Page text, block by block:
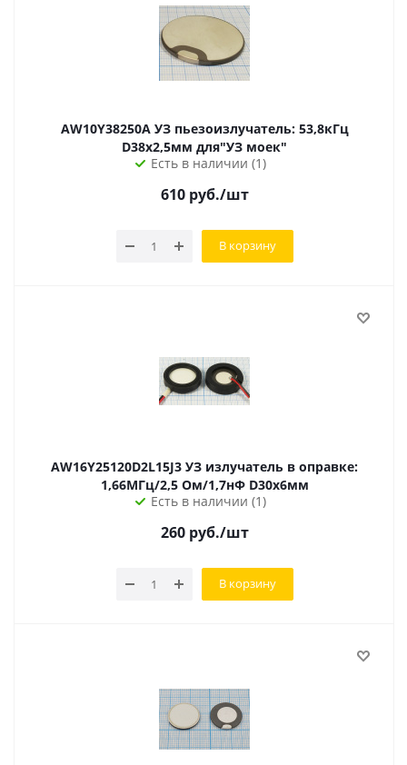
AW10Y38250A УЗ пьезоизлучатель: 53,8кГц
D38х2,5мм для"УЗ моек"
Есть в наличии (1)
610руб./шт
В корзину
AW16Y25120D2L15J3 УЗ излучатель в оправке:
1,66МГц/2,5 Ом/1,7нФ D30х6мм
Есть в наличии (1)
260руб./шт
В корзину